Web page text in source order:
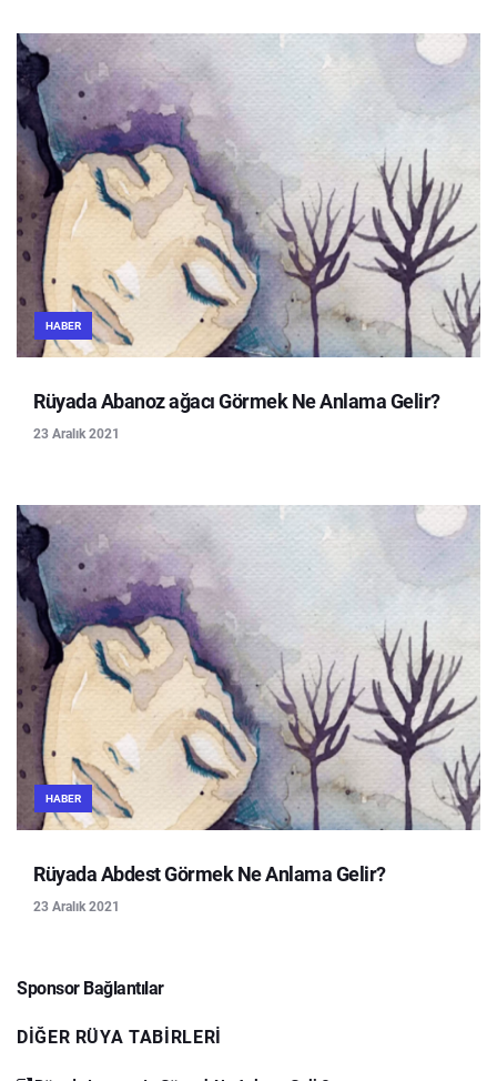
HABER
Rüyada Abanoz ağacı Görmek Ne Anlama Gelir?
23 Aralık 2021
HABER
Rüyada Abdest Görmek Ne Anlama Gelir?
23 Aralık 2021
Sponsor Bağlantılar
DIĞER RÜYA TABIRLERI